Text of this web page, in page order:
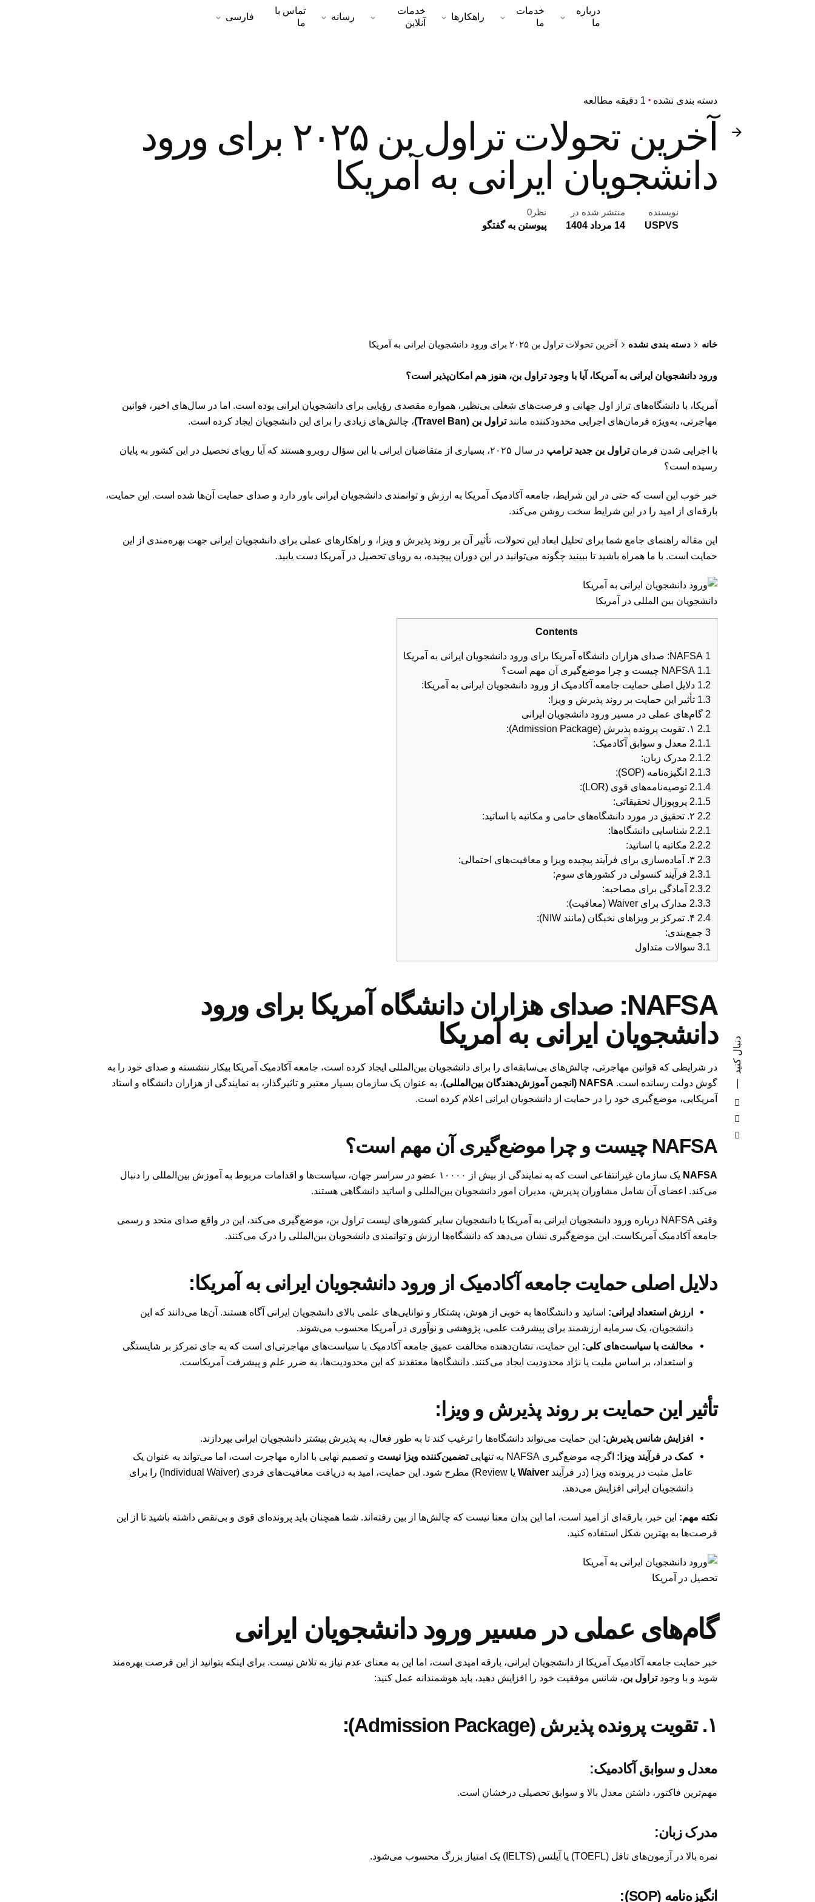
دنبال کنید
درباره
ما
خدمات
ما
راهکارها
خدمات
آنلاین
رسانه
تماس با
ما
فارسی
دسته بندی نشده 1 دقیقه مطالعه
آخرین تحولات تراول بن ۲۰۲۵ برای ورود
دانشجویان ایرانی به آمریکا
نویسنده
USPVS
منتشر شده در
14 مرداد 1404
نظر0
پیوستن به گفتگو
خانه دسته بندی نشده آخرین تحولات تراول بن ۲۰۲۵ برای ورود دانشجویان ایرانی به آمریکا
ورود دانشجویان ایرانی به آمریکا، آیا با وجود تراول بن، هنوز هم امکان‌پذیر است؟
آمریکا، با دانشگاه‌های تراز اول جهانی و فرصت‌های شغلی بی‌نظیر، همواره مقصدی رؤیایی برای دانشجویان ایرانی بوده است. اما در سال‌های اخیر، قوانین
مهاجرتی، به‌ویژه فرمان‌های اجرایی محدودکننده مانندتراول بن (Travel Ban) ، چالش‌های زیادی را برای این دانشجویان ایجاد کرده است.
با اجرایی شدن فرمانتراول بن جدید ترامپ
در سال ۲۰۲۵، بسیاری از متقاضیان ایرانی با این سؤال روبرو هستند که آیا رویای تحصیل در این کشور به پایان
رسیده است؟
خبر خوب این است که حتی در این شرایط، جامعه آکادمیک آمریکا به ارزش و توانمندی دانشجویان ایرانی باور دارد و صدای حمایت آن‌ها شده است. این حمایت،
بارقه‌ای از امید را در این شرایط سخت روشن می‌کند.
این مقاله راهنمای جامع شما برای تحلیل ابعاد این تحولات، تأثیر آن بر روند پذیرش و ویزا، و راهکارهای عملی برای دانشجویان ایرانی جهت بهره‌مندی از این
حمایت است. با ما همراه باشید تا ببینید چگونه می‌توانید در این دوران پیچیده، به رویای تحصیل در آمریکا دست یابید.
دانشجویان بین المللی در آمریکا
Contents
1 NAFSA: صدای هزاران دانشگاه آمریکا برای ورود دانشجویان ایرانی به آمریکا
1.1 NAFSA چیست و چرا موضع‌گیری آن مهم است؟
1.2 دلایل اصلی حمایت جامعه آکادمیک از ورود دانشجویان ایرانی به آمریکا:
1.3 تأثیر این حمایت بر روند پذیرش و ویزا:
2 گام‌های عملی در مسیر ورود دانشجویان ایرانی
2.1
2.1.1 معدل و سوابق آکادمیک:
2.1.2 مدرک زبان:
2.1.3 انگیزه‌نامه (SOP):
2.1.4 توصیه‌نامه‌های قوی (LOR):
2.1.5 پروپوزال تحقیقاتی:
2.2
2.2.1 شناسایی دانشگاه‌ها:
2.2.2 مکاتبه با اساتید:
2.3 ۳. آماده‌سازی برای فرآیند پیچیده ویزا و معافیت‌های احتمالی:
2.3.1 فرآیند کنسولی در کشورهای سوم:
2.3.2 آمادگی برای مصاحبه:
2.3.3 مدارک برای Waiver (معافیت):
2.4
3 جمع‌بندی:
3.1 سوالات متداول
NAFSA: صدای هزاران دانشگاه آمریکا برای ورود
دانشجویان ایرانی به آمریکا
در شرایطی که قوانین مهاجرتی، چالش‌های بی‌سابقه‌ای را برای دانشجویان بین‌المللی ایجاد کرده است، جامعه آکادمیک آمریکا بیکار ننشسته و صدای خود را به
گوش دولت رسانده است. NAFSA (انجمن آموزش‌دهندگان بین‌المللی)
، به عنوان یک سازمان بسیار معتبر و تاثیرگذار، به نمایندگی از هزاران دانشگاه و استاد
آمریکایی، موضع‌گیری خود را در حمایت از دانشجویان ایرانی اعلام کرده است.
NAFSA چیست و چرا موضع‌گیری آن مهم است؟
NAFSA
یک سازمان غیرانتفاعی است که به نمایندگی از بیش از ۱۰۰۰۰ عضو در سراسر جهان، سیاست‌ها و اقدامات مربوط به آموزش بین‌المللی را دنبال
می‌کند. اعضای آن شامل مشاوران پذیرش، مدیران امور دانشجویان بین‌المللی و اساتید دانشگاهی هستند.
وقتی NAFSA درباره ورود دانشجویان ایرانی به آمریکا یا دانشجویان سایر کشورهای لیست تراول بن، موضع‌گیری می‌کند، این در واقع صدای متحد و رسمی
جامعه آکادمیک آمریکاست. این موضع‌گیری نشان می‌دهد که دانشگاه‌ها ارزش و توانمندی دانشجویان بین‌المللی را درک می‌کنند.
دلایل اصلی حمایت جامعه آکادمیک از ورود دانشجویان ایرانی به آمریکا:
ارزش استعداد ایرانی: اساتید و دانشگاه‌ها به خوبی از هوش، پشتکار و توانایی‌های علمی بالای دانشجویان ایرانی آگاه هستند. آن‌ها می‌دانند که این
دانشجویان، یک سرمایه ارزشمند برای پیشرفت علمی، پژوهشی و نوآوری در آمریکا محسوب می‌شوند.
مخالفت با سیاست‌های کلی: این حمایت، نشان‌دهنده مخالفت عمیق جامعه آکادمیک با سیاست‌های مهاجرتی‌ای است که به جای تمرکز بر شایستگی
و استعداد، بر اساس ملیت یا نژاد محدودیت ایجاد می‌کنند. دانشگاه‌ها معتقدند که این محدودیت‌ها، به ضرر علم و پیشرفت آمریکاست.
تأثیر این حمایت بر روند پذیرش و ویزا:
افزایش شانس پذیرش: این حمایت می‌تواند دانشگاه‌ها را ترغیب کند تا به طور فعال، به پذیرش بیشتر دانشجویان ایرانی بپردازند.
کمک در فرآیند ویزا: اگرچه موضع‌گیری NAFSA به تنهایی تضمین‌کننده ویزا نیست و تصمیم نهایی با اداره مهاجرت است، اما می‌تواند به عنوان یک
عامل مثبت در پرونده ویزا (در فرآیندWaiver
یا Review) مطرح شود. این حمایت، امید به دریافت معافیت‌های فردی (Individual Waiver) را برای
دانشجویان ایرانی افزایش می‌دهد.
نکته مهم: این خبر، بارقه‌ای از امید است، اما این بدان معنا نیست که چالش‌ها از بین رفته‌اند. شما همچنان باید پرونده‌ای قوی و بی‌نقص داشته باشید تا از این
فرصت‌ها به بهترین شکل استفاده کنید.
تحصیل در آمریکا
گام‌های عملی در مسیر ورود دانشجویان ایرانی
خبر حمایت جامعه آکادمیک آمریکا از دانشجویان ایرانی، بارقه امیدی است، اما این به معنای عدم نیاز به تلاش نیست. برای اینکه بتوانید از این فرصت بهره‌مند
شوید و با وجودتراول بن، شانس موفقیت خود را افزایش دهید، باید هوشمندانه عمل کنید:
۱. تقویت پرونده پذیرش (Admission Package):
معدل و سوابق آکادمیک:
مهم‌ترین فاکتور، داشتن معدل بالا و سوابق تحصیلی درخشان است.
مدرک زبان:
نمره بالا در آزمون‌های تافل (TOEFL) یا آیلتس (IELTS) یک امتیاز بزرگ محسوب می‌شود.
انگیزه‌نامه (SOP):